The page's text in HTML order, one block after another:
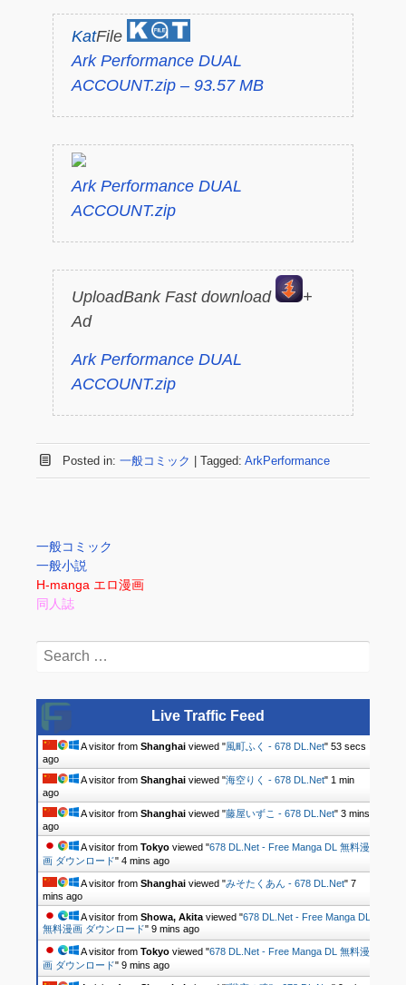
KatFile
Ark Performance DUAL
ACCOUNT.zip – 93.57 MB
Ark Performance DUAL
ACCOUNT.zip
UploadBank Fast download
+
Ad
Ark Performance DUAL
ACCOUNT.zip
Posted in: 一般コミック | Tagged: ArkPerformance
一般コミック
一般小説
H-manga エロ漫画
同人誌
Search
Live Traffic Feed
A visitor from Shanghai viewed "風町ふく - 678 DL.Net" 54 secs
ago
A visitor from Shanghai viewed "海空りく - 678 DL.Net" 1 min
ago
A visitor from Shanghai viewed "藤屋いずこ - 678 DL.Net" 3 mins
ago
A visitor from Tokyo viewed "678 DL.Net - Free Manga DL 無料漫
画 ダウンロード" 4 mins ago
A visitor from Shanghai viewed "みそたくあん - 678 DL.Net" 7
mins ago
A visitor from Showa, Akita viewed "678 DL.Net - Free Manga DL
無料漫画 ダウンロード" 9 mins ago
A visitor from Tokyo viewed "678 DL.Net - Free Manga DL 無料漫
画 ダウンロード" 9 mins ago